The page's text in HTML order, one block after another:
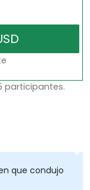
participantes.
que condujo